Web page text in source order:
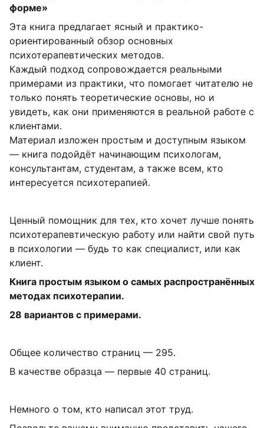
форме»
Эта книга предлагает ясный и практико-
ориентированный обзор основных
психотерапевтических методов.
Каждый подход сопровождается реальными
примерами из практики, что помогает читателю не
только понять теоретические основы, но и
увидеть, как они применяются в реальной работе с
клиентами.
Материал изложен простым и доступным языком
— книга подойдёт начинающим психологам,
консультантам, студентам, а также всем, кто
интересуется психотерапией.
Ценный помощник для тех, кто хочет лучше понять
психотерапевтическую работу или найти свой путь
в психологии — будь то как специалист, или как
клиент.
Книга простым языком о самых распространённых
методах психотерапии.
28 вариантов с примерами.
Общее количество страниц — 295.
В качестве образца — первые 40 страниц.
Немного о том, кто написал этот труд.